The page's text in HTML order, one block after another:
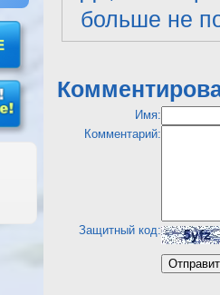
больше не
Имя:
Комментарий:
Защитный код: